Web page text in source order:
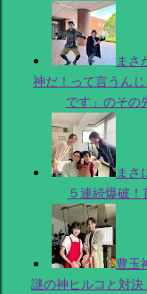
まさ
神だ！って言うん
です」のそ
まさ
５連続爆破
豊玉
謎の神ヒルコと対